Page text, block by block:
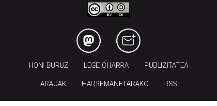
HONI BURUZ LEGE OHARRA PUBLIZITATEA
ARAUAK HARREMANETARAKO RSS